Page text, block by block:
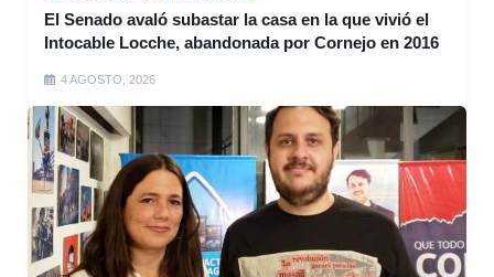
El Senado avaló subastar la casa en la que vivió el
Intocable Locche, abandonada por Cornejo en 2016
4 AGOSTO, 2026